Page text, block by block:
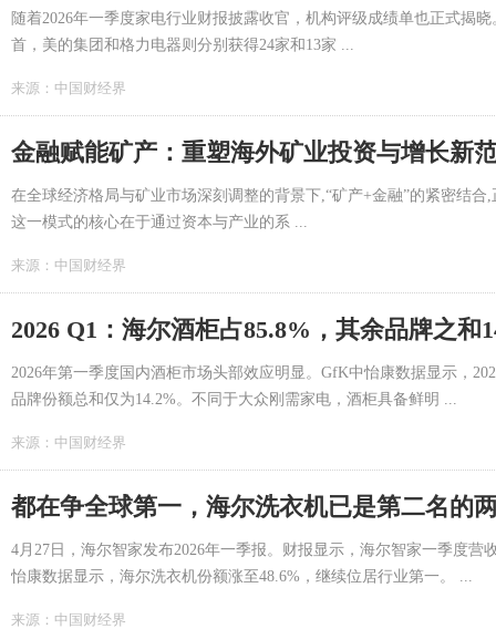
随着2026年一季度家电行业财报披露收官，机构评级成绩单也正式揭
首，美的集团和格力电器则分别获得24家和13家 ...
来源： 中国财经界
金融赋能矿产：重塑海外矿业投资与增长新
在全球经济格局与矿业市场深刻调整的背景下,“矿产+金融”的紧密结
这一模式的核心在于通过资本与产业的系 ...
来源： 中国财经界
2026 Q1：海尔酒柜占85.8%，其余品牌之和
2026年第一季度国内酒柜市场头部效应明显。GfK中怡康数据显示，
品牌份额总和仅为14.2%。不同于大众刚需家电，酒柜具备鲜明 ...
来源： 中国财经界
都在争全球第一，海尔洗衣机已是第二名的
4月27日，海尔智家发布2026年一季报。财报显示，海尔智家一季度营
怡康数据显示，海尔洗衣机份额涨至48.6%，继续位居行业第一。 ...
来源： 中国财经界